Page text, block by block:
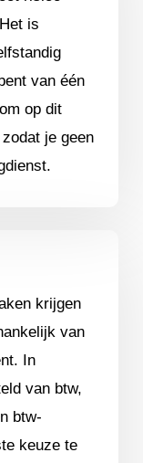
is
van één
op dit
je geen
krijgen
van
In
van btw,
btw-
keuze te